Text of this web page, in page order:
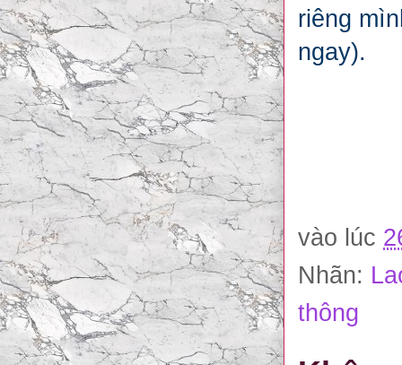
riêng
ngay).
vào lúc
Nhãn:
thông